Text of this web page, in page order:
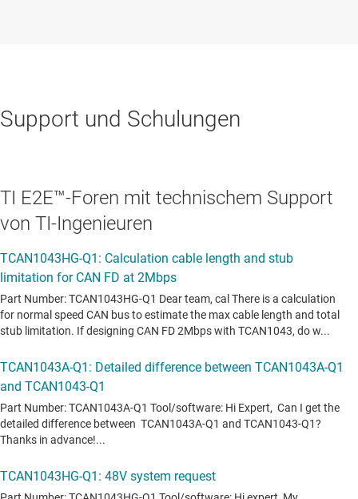
Support und Schulungen
TI E2E™-Foren mit technischem Support
von TI-Ingenieuren